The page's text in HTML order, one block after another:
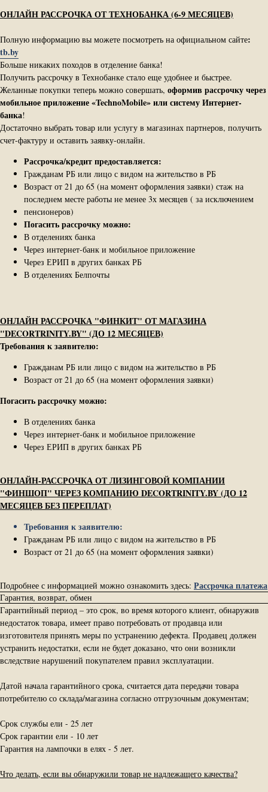
ОНЛАЙН РАССРОЧКА ОТ ТЕХНОБАНКА (6-9 МЕСЯЦЕВ)
Полную информацию вы можете посмотреть на официальном сайте:
tb.by
Больше никаких походов в отделение банка!
Получить рассрочку в Технобанке стало еще удобнее и быстрее.
Желанные покупки теперь можно совершать, оформив рассрочку через
мобильное приложение «TechnoMobile» или систему Интернет-​
банка!
Достаточно выбрать товар или услугу в магазинах партнеров, получить
счет-​фактуру и оставить заявку-​онлайн.
Рассрочка/кредит предоставляется:
Гражданам РБ или лицо с видом на жительство в РБ
Возраст от 21 до 65 (на момент оформления заявки) стаж на
последнем месте работы не менее 3х месяцев ( за исключением
пенсионеров)
Погасить рассрочку можно:
В отделениях банка
Через интернет-банк и мобильное приложение
Через ЕРИП в других банках РБ
В отделениях Белпочты
ОНЛАЙН РАССРОЧКА "ФИНКИТ" ОТ МАГАЗИНА
"DECORTRINITY.BY" (ДО 12 МЕСЯЦЕВ)
Требования к заявителю:
Гражданам РБ или лицо с видом на жительство в РБ
Возраст от 21 до 65 (на момент оформления заявки)
Погасить рассрочку можно:
В отделениях банка
Через интернет-банк и мобильное приложение
Через ЕРИП в других банках РБ
ОНЛАЙН-РАССРОЧКА ОТ ЛИЗИНГОВОЙ КОМПАНИИ
"ФИНШОП" ЧЕРЕЗ КОМПАНИЮ DECORTRINITY.BY (ДО 12
МЕСЯЦЕВ БЕЗ ПЕРЕПЛАТ)
Требования к заявителю:
Гражданам РБ или лицо с видом на жительство в РБ
Возраст от 21 до 65 (на момент оформления заявки)
Подробнее с информацией можно ознакомить здесь: Рассрочка платежа
Гарантия, возврат, обмен
Гарантийный период – это срок, во время которого клиент, обнаружив
недостаток товара, имеет право потребовать от продавца или
изготовителя принять меры по устранению дефекта. Продавец должен
устранить недостатки, если не будет доказано, что они возникли
вследствие нарушений покупателем правил эксплуатации.
Датой начала гарантийного срока, считается дата передачи товара
потребителю со склада/магазина согласно отгрузочным документам;
Срок службы ели - 25 лет
Срок гарантии ели - 10 лет
Гарантия на лампочки в елях - 5 лет.
Что делать, если вы обнаружили товар не надлежащего качества?